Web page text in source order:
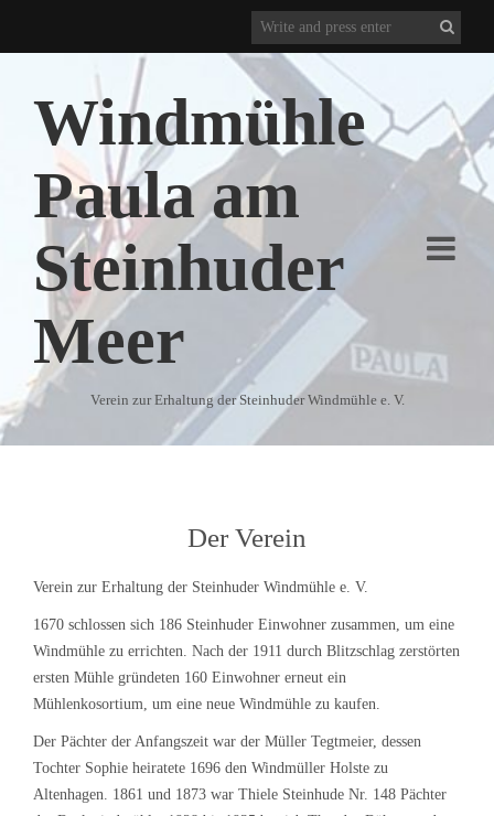
Windmühle
Paula am
Steinhuder
Meer
Verein zur Erhaltung der Steinhuder Windmühle e. V.
Der Verein
Verein zur Erhaltung der Steinhuder Windmühle e. V.
1670 schlossen sich 186 Steinhuder Einwohner zusammen, um eine
Windmühle zu errichten. Nach der 1911 durch Blitzschlag zerstörten
ersten Mühle gründeten 160 Einwohner erneut ein
Mühlenkosortium, um eine neue Windmühle zu kaufen.
Der Pächter der Anfangszeit war der Müller Tegtmeier, dessen
Tochter Sophie heiratete 1696 den Windmüller Holste zu
Altenhagen. 1861 und 1873 war Thiele Steinhude Nr. 148 Pächter